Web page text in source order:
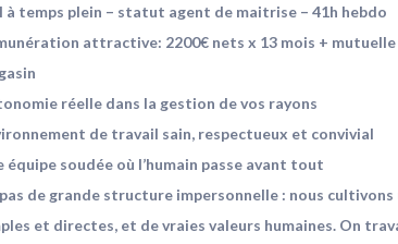
à temps plein – statut agent de maitrise – 41h hebdo
attractive: 2200€ nets x 13 mois +
réelle dans la gestion de vos rayons
de travail sain, respectueux et convivial
équipe soudée où l’humain passe avant tout
de grande structure impersonnelle : nous
et directes, et de vraies valeurs humaines. On